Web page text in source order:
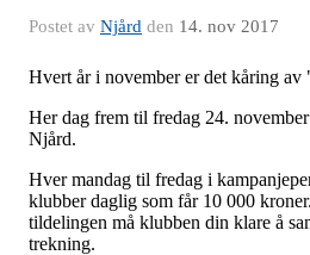
Postet av Njård den 14. nov 2017
Hvert år i november er det kåring
Her dag frem til fredag 24.
Njård.
Hver mandag til fredag i
klubber daglig som får 10 000
tildelingen må klubben din klare å
trekning.